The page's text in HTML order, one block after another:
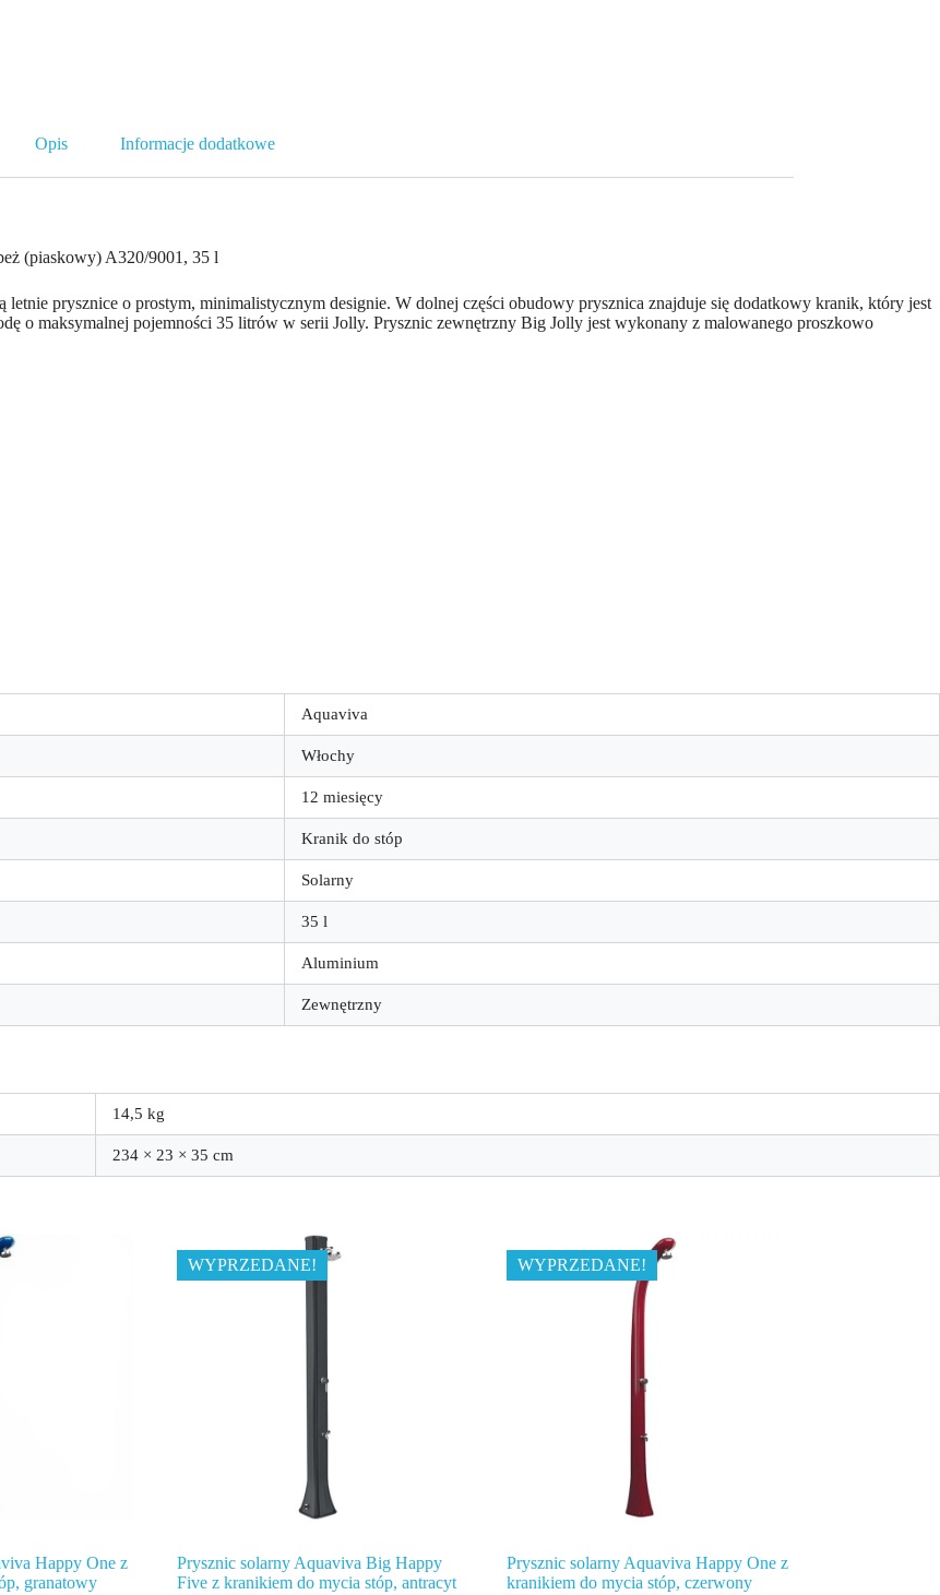
Opis Informacje dodatkowe
(piaskowy) A320/9001, 35 l
letnie prysznice o prostym, minimalistycznym designie. W dolnej części obudowy prysznica znajduje się dodatkowy kranik, który jest
o maksymalnej pojemności 35 litrów w serii Jolly. Prysznic zewnętrzny Big Jolly jest wykonany z malowanego proszkowo
Aquaviva
Włochy
12 miesięcy
Kranik do stóp
Solarny
35 l
Aluminium
Zewnętrzny
14,5 kg
234 × 23 × 35 cm
Happy One z
granatowy
WYPRZEDANE!
Prysznic solarny Aquaviva Big Happy
Five z kranikiem do mycia stóp, antracyt
WYPRZEDANE!
Prysznic solarny Aquaviva Happy One z
kranikiem do mycia stóp, czerwony